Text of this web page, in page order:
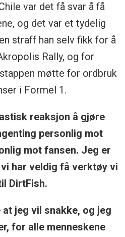
var det få svar å få
og det var et tydelig
straff han selv fikk for å
Rally, og for
møtte for ordbruk
i Formel 1.
reaksjon å gjøre
personlig mot
mot fansen. Jeg er
har veldig få verktøy vi
DirtFish.
jeg vil snakke, og jeg
for alle menneskene